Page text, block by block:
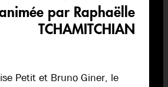
par Raphaëlle
TCHAMITCHIAN
Petit et Bruno Giner, le